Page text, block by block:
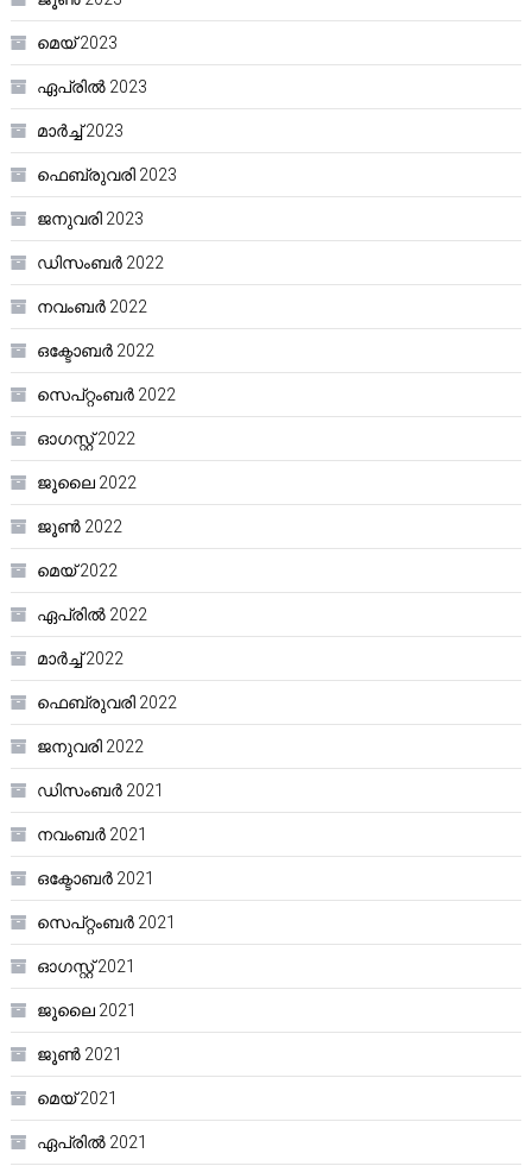
മെയ്‌ 2023
ഏപ്രിൽ 2023
മാർച്ച്‌ 2023
ഫെബ്രുവരി 2023
ജനുവരി 2023
ഡിസംബർ 2022
നവംബർ 2022
ഒക്ടോബർ 2022
സെപ്റ്റംബർ 2022
ഓഗസ്റ്റ്‌ 2022
ജൂലൈ 2022
ജൂൺ 2022
മെയ്‌ 2022
ഏപ്രിൽ 2022
മാർച്ച്‌ 2022
ഫെബ്രുവരി 2022
ജനുവരി 2022
ഡിസംബർ 2021
നവംബർ 2021
ഒക്ടോബർ 2021
സെപ്റ്റംബർ 2021
ഓഗസ്റ്റ്‌ 2021
ജൂലൈ 2021
ജൂൺ 2021
മെയ്‌ 2021
ഏപ്രിൽ 2021